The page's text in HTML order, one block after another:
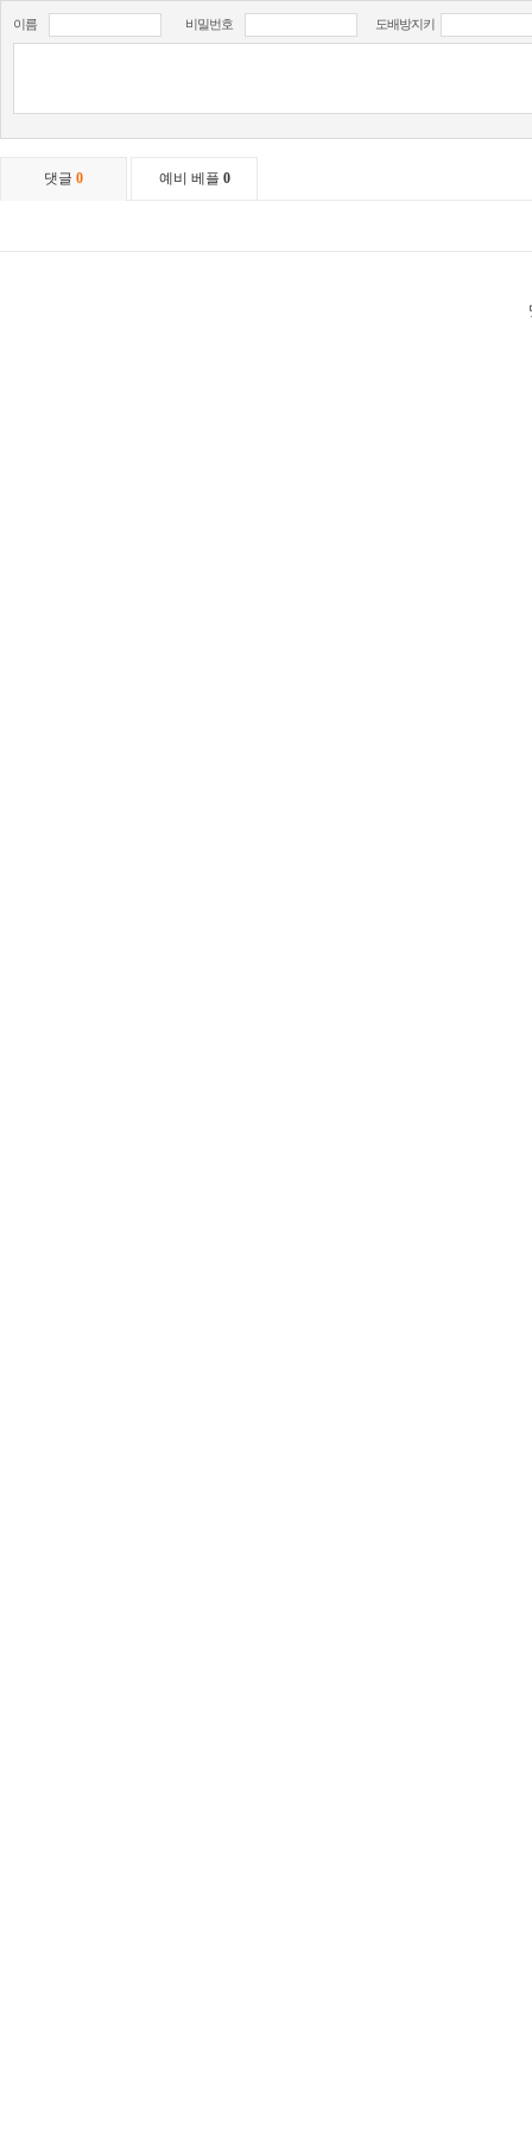
이름 비밀번호 도배방지키
댓글 0 예비 베플 0